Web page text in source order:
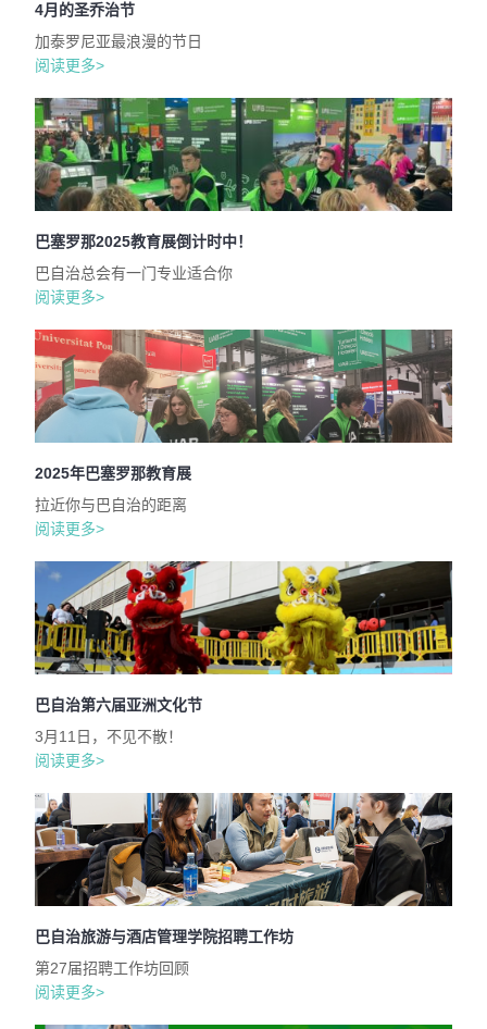
4月的圣乔治节
加泰罗尼亚最浪漫的节日
阅读更多>
巴塞罗那2025教育展倒计时中！
巴自治总会有一门专业适合你
阅读更多>
2025年巴塞罗那教育展
拉近你与巴自治的距离
阅读更多>
巴自治第六届亚洲文化节
3月11日，不见不散！
阅读更多>
巴自治旅游与酒店管理学院招聘工作坊
第27届招聘工作坊回顾
阅读更多>